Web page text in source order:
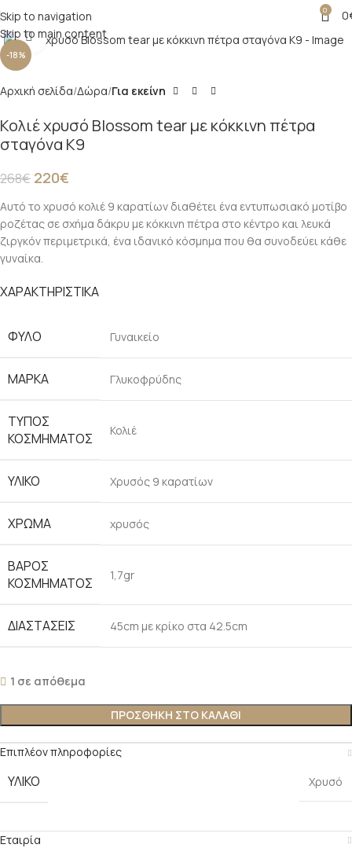
Skip to navigation
Skip to main content
0 0
-18%
Click to enlarge
Αρχική σελίδα Δώρα Για εκείνη
Κολιέ χρυσό Blossom tear με κόκκινη πέτρα
σταγόνα Κ9
268€ 220€
Αυτό το χρυσό κολιέ 9 καρατίων διαθέτει ένα εντυπωσιακό μοτίβο
ροζέτας σε σχήμα δάκρυ με κόκκινη πέτρα στο κέντρο και λευκά
ζιργκόν περιμετρικά, ένα ιδανικό κόσμημα που θα συνοδεύει κάθε
γυναίκα.
ΧΑΡΑΚΤΗΡΙΣΤΙΚΑ
ΦΎΛΟ Γυναικείο
ΜΆΡΚΑ Γλυκοφρύδης
ΤΎΠΟΣ
ΚΟΣΜΉΜΑΤΟΣ
Κολιέ
ΥΛΙΚΌ Χρυσός 9 καρατίων
ΧΡΏΜΑ χρυσός
ΒΆΡΟΣ
ΚΟΣΜΉΜΑΤΟΣ
1,7gr
ΔΙΑΣΤΆΣΕΙΣ 45cm με κρίκο στα 42.5cm
1 σε απόθεμα
ΠΡΟΣΘΉΚΗ ΣΤΟ ΚΑΛΆΘΙ
Επιπλέον πληροφορίες
ΥΛΙΚΌ Χρυσό
Εταιρία